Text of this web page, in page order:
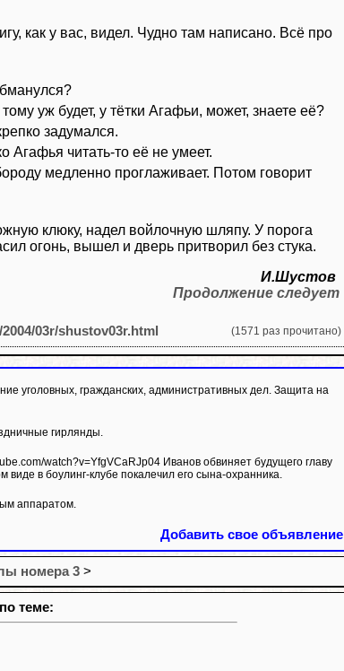
как у вас, видел. Чудно там написано. Всё про
уж будет, у тётки Агафьи, может, знаете её?
задумался.
Агафья читать-то её не умеет.
медленно проглаживает. Потом говорит
клюку, надел войлочную шляпу. У порога
огонь, вышел и дверь притворил без стука.
И.Шустов
Продолжение следует
03r/shustov03r.html (1571 раз прочитано)
уголовных, гражданских, административных дел. Защита на
гирлянды.
в боулинг-клубе покалечил его сына-охранника.
аппаратом.
Добавить свое объявление
номера 3>
теме: